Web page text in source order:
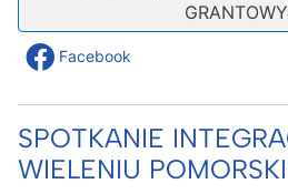
Facebook
SPOTKANIE
WIELENIU